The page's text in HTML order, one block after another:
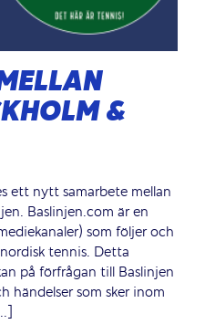
&
ett nytt samarbete mellan
Baslinjen.com är en
som följer och
tennis. Detta
på förfrågan till Baslinjen
händelser som sker inom